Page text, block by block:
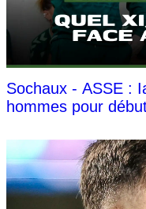
Sochaux - ASSE :
hommes pour